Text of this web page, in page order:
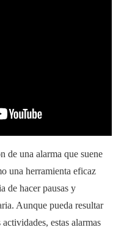
de una alarma que suene
una herramienta eficaz
de hacer pausas y
Aunque pueda resultar
estas alarmas